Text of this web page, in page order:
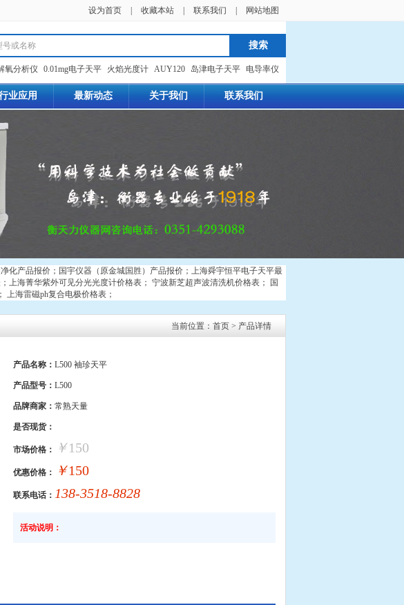
设为首页 收藏本站 联系我们 网站地图
氧分析仪 0.01mg电子天平 火焰光度计 AUY120 岛津电子天平 电导率仪
业应用 最新动态 关于我们 联系我们
化产品报价； 国宇仪器（原金城国胜）产品报价； 上海舜宇恒平电子天平最
； 上海菁华紫外可见分光光度计价格表； 宁波新芝超声波清洗机价格表；
国
上海雷磁ph复合电极价格表；
当前位置： 首页> 产品详情
产品名称： L500 袖珍天平
产品型号： L500
品牌商家： 常熟天量
是否现货：
市场价格： ￥150
优惠价格： ￥150
联系电话： 138-3518-8828
活动说明：